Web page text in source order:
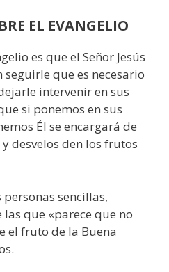
EL EVANGELIO
es que el Señor Jesús
que es necesario
intervenir en sus
si ponemos en sus
Él se encargará de
desvelos den los frutos
personas sencillas,
que «parece que no
el fruto de la Buena